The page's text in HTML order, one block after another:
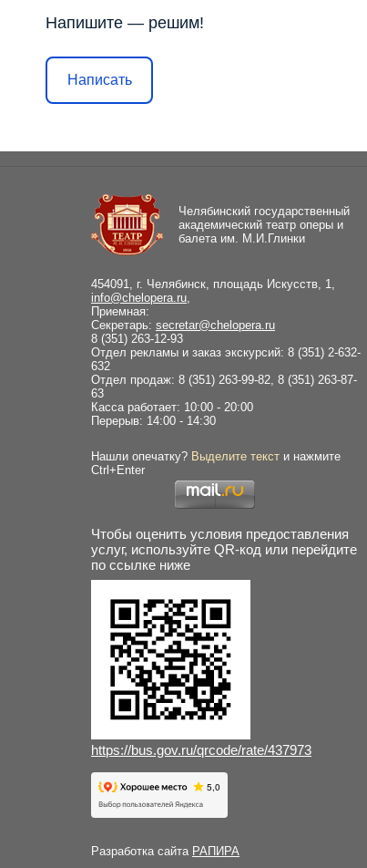
Напишите — решим!
Написать
Челябинский государственный
академический театр оперы и
балета им. М.И.Глинки
454091, г. Челябинск, площадь Искусств, 1,
info@chelopera.ru
Приемная:
Секретарь: secretar@chelopera.ru
8 (351) 263-12-93
Отдел рекламы и заказ экскурсий: 8 (351) 2-632-
632
Отдел продаж: 8 (351) 263-99-82, 8 (351) 263-87-
63
Касса работает: 10:00 - 20:00
Перерыв: 14:00 - 14:30
Нашли опечатку? Выделите текст и нажмите
Ctrl+Enter
Чтобы оценить условия предоставления
услуг, используйте QR-код или перейдите
по ссылке ниже
https://bus.gov.ru/qrcode/rate/437973
Разработка сайта РАПИРА